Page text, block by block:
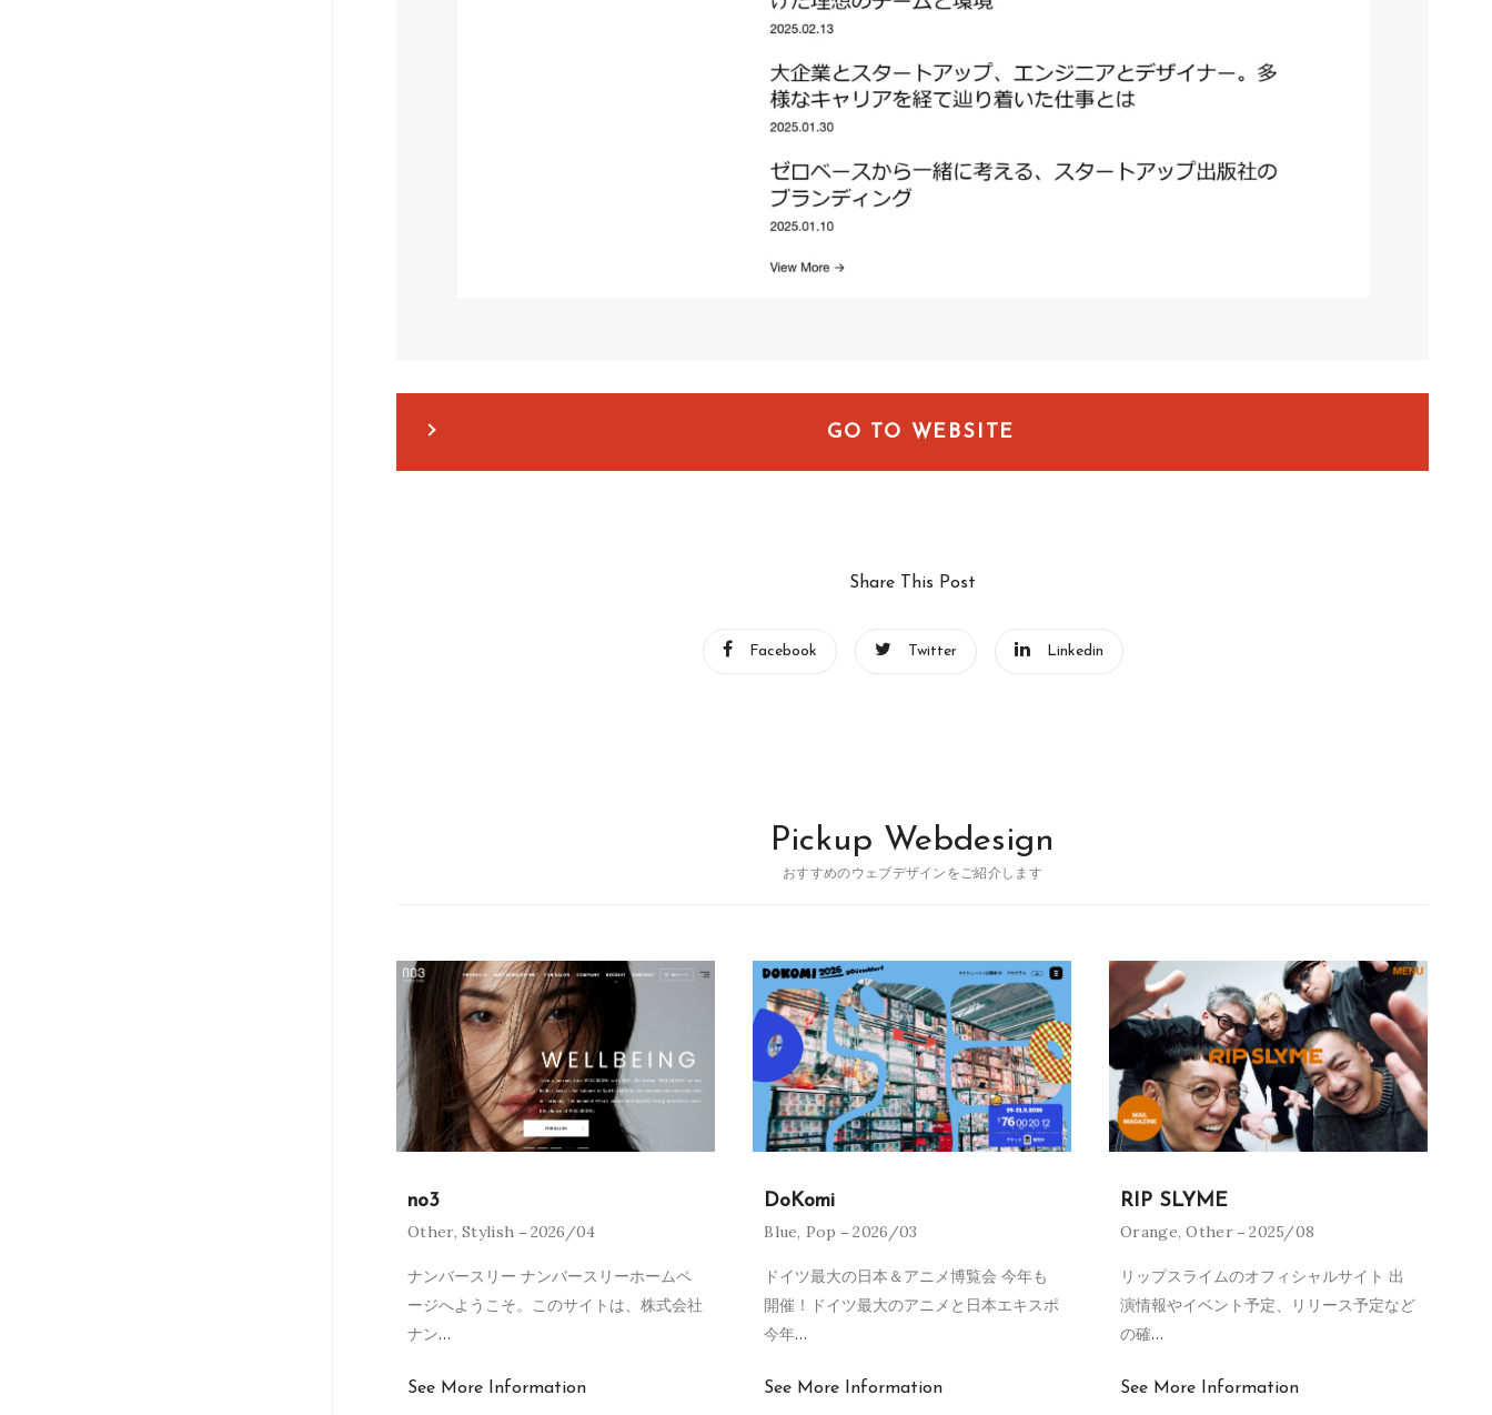
GO TO WEBSITE
Share This Post
Facebook Twitter Linkedin
Pickup Webdesign
おすすめのウェブデザインをご紹介します
no3
Other,Stylish 2026/04
ナンバースリー ナンバースリーホームペ
ージへようこそ。このサイトは、株式会社
ナン…
See More Information
DoKomi
Blue, Pop 2026/03
ドイツ最大の日本＆アニメ博覧会 今年も
開催！ドイツ最大のアニメと日本エキスポ
今年…
See More Information
RIP SLYME
Orange,Other 2025/08
リップスライムのオフィシャルサイト 出
演情報やイベント予定、リリース予定など
の確…
See More Information